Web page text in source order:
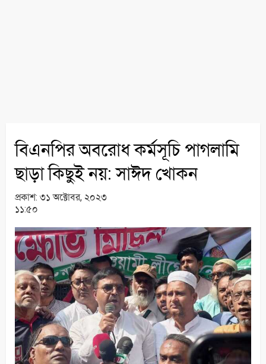
বিএনপির অবরোধ কর্মসূচি পাগলামি
ছাড়া কিছুই নয়: সাঈদ খোকন
প্রকাশ: ৩১ অক্টোবর, ২০২৩
১১:৫০